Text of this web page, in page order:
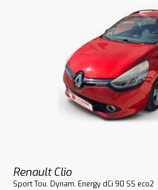
Renault Clio
Sport Tou. Dynam. Energy dCi 90 SS eco2